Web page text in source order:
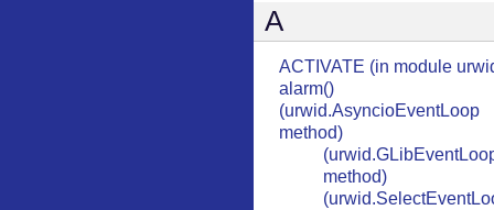
A
ACTIVATE (in module
alarm()
(urwid.AsyncioEventLoop
method)
method)